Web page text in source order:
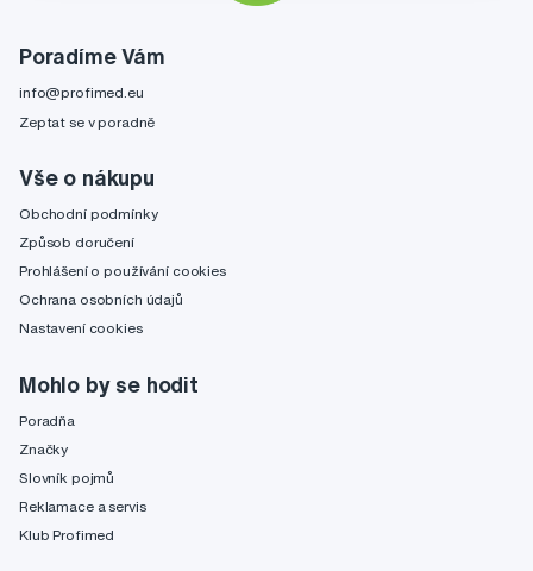
Poradíme Vám
info@profimed.eu
Zeptat se v poradně
Vše o nákupu
Obchodní podmínky
Způsob doručení
Prohlášení o používání cookies
Ochrana osobních údajů
Nastavení cookies
Mohlo by se hodit
Poradňa
Značky
Slovník pojmů
Reklamace a servis
Klub Profimed